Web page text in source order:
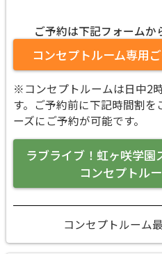
ご予約は下記フォームか
コンセプトルーム専用
※コンセプトルームは日中2
す。ご予約前に下記時間割
ーズにご予約が可能です。
ラブライブ！虹ヶ咲学
コンセプトル
コンセプトルーム